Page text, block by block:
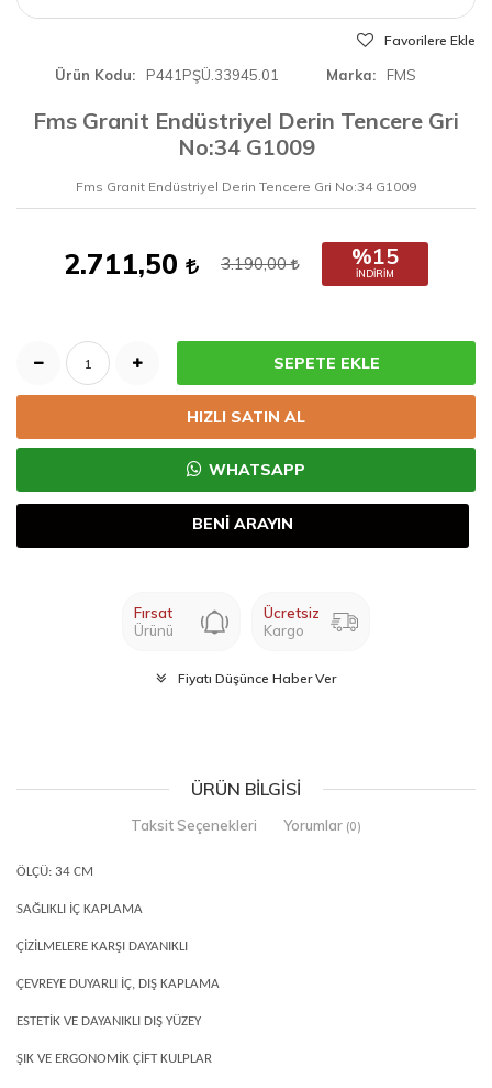
Favorilere Ekle
Ürün Kodu P441PŞÜ.33945.01 Marka FMS
Fms Granit Endüstriyel Derin Tencere Gri
No:34 G1009
Fms Granit Endüstriyel Derin Tencere Gri No:34 G1009
2.711,50 3.190,00 %15
İNDIRIM
SEPETE EKLE
HIZLI SATIN AL
WHATSAPP
BENİ ARAYIN
Fırsat
Ürünü
Ücretsiz
Kargo
Fiyatı Düşünce Haber Ver
ÜRÜN BILGISI
Taksit Seçenekleri Yorumlar (0)
ÖLÇÜ: 34 CM
SAĞLIKLI İÇ KAPLAMA
ÇİZİLMELERE KARŞI DAYANIKLI
ÇEVREYE DUYARLI İÇ, DIŞ KAPLAMA
ESTETİK VE DAYANIKLI DIŞ YÜZEY
ŞIK VE ERGONOMİK ÇİFT KULPLAR